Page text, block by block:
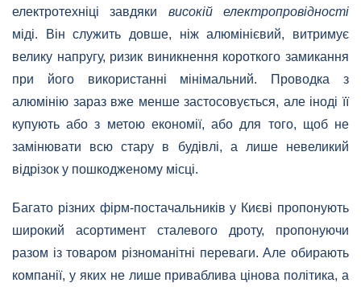
електротехніці завдяки високій електропровідності
міді. Він служить довше, ніж алюмінієвий, витримує
велику напругу, ризик виникнення короткого замикання
при його використанні мінімальний. Проводка з
алюмінію зараз вже менше застосовується, але іноді її
купують або з метою економії, або для того, щоб не
замінювати всю стару в будівлі, а лише невеликий
відрізок у пошкодженому місці.
Багато різних фірм-постачальників у Києві пропонують
широкий асортимент сталевого дроту, пропонуючи
разом із товаром різноманітні переваги. Але обирають
компанії, у яких не лише приваблива цінова політика, а